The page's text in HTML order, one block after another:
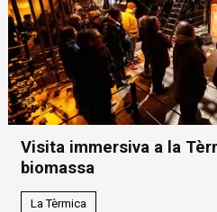
Visita immersiva a la
biomassa
La Tèrmica